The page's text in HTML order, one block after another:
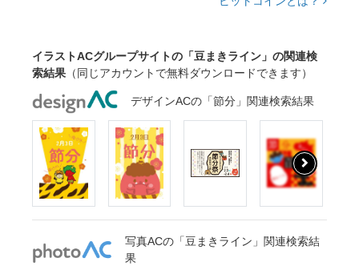
イラストACグループサイトの「豆まきライン」の関連検
索結果 （同じアカウントで無料ダウンロードできます）
デザインACの「節分」関連検索結果
写真ACの「豆まきライン」関連検索結
果